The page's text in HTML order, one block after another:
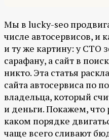
Мы в lucky-seo
числе автосервисов,
и ту же картину: у СТО
сарафану, а сайт в
никто. Эта статья
сайта автосервиса по
владельца, который
и деньги. Покажем, что
каком порядке
чаще всего сливают